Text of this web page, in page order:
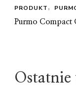
PRODUKT
Purmo
Ostatnie